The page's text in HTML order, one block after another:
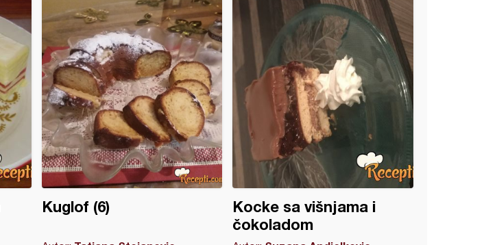
Kuglof (6)
Kocke sa višnjama i
čokoladom